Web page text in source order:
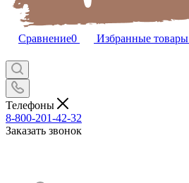
Сравнение0 Избранные товары
Телефоны
8-800-201-42-32
Заказать звонок